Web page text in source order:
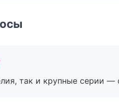
так и крупные серии —